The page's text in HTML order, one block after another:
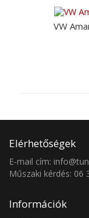
VW
Elérhetőségek
E-mail cím:
Műszaki kérdés: 06
Információk